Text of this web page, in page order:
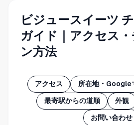
ビジュースイーツ
ガイド｜アクセス
ン方法
アクセス 所在地・Google
最寄駅からの道順 外観
お問い合わせ